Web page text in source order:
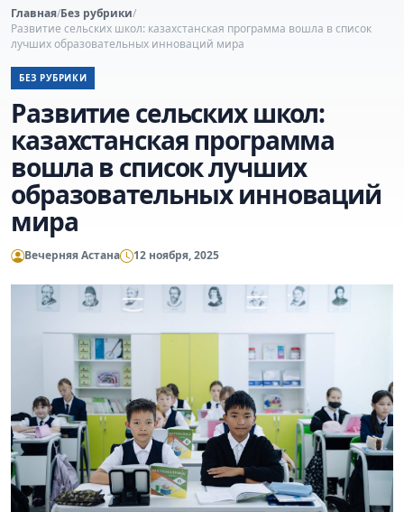
Главная/Без рубрики/
Развитие сельских школ: казахстанская программа вошла в список
лучших образовательных инноваций мира
БЕЗ РУБРИКИ
Развитие сельских школ:
казахстанская программа
вошла в список лучших
образовательных инноваций
мира
Вечерняя Астана 12 ноября, 2025